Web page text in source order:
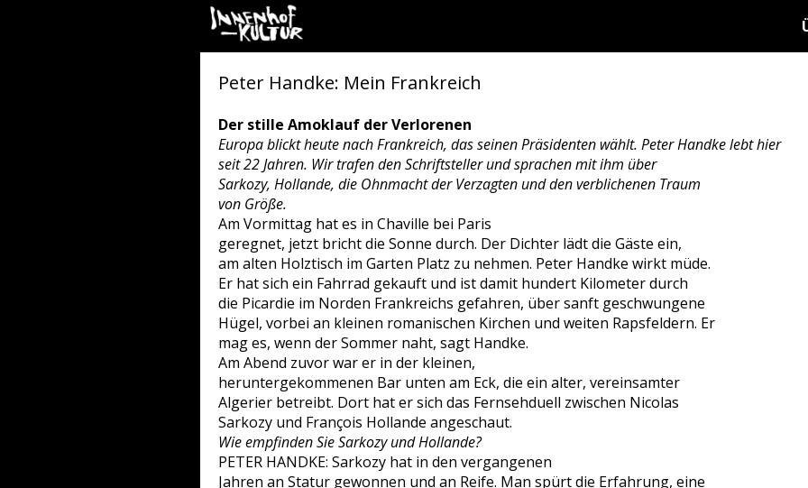
Peter Handke: Mein Frankreich
Der stille Amoklauf der Verlorenen
Europa blickt heute nach Frankreich, das seinen Präsidenten wählt. Peter Handke lebt hier
seit 22 Jahren. Wir trafen den Schriftsteller und sprachen mit ihm über
Sarkozy, Hollande, die Ohnmacht der Verzagten und den verblichenen Traum
von Größe.
Am Vormittag hat es in Chaville bei Paris
geregnet, jetzt bricht die Sonne durch. Der Dichter lädt die Gäste ein,
am alten Holztisch im Garten Platz zu nehmen. Peter Handke wirkt müde.
Er hat sich ein Fahrrad gekauft und ist damit hundert Kilometer durch
die Picardie im Norden Frankreichs gefahren, über sanft geschwungene
Hügel, vorbei an kleinen romanischen Kirchen und weiten Rapsfeldern. Er
mag es, wenn der Sommer naht, sagt Handke.
Am Abend zuvor war er in der kleinen,
heruntergekommenen Bar unten am Eck, die ein alter, vereinsamter
Algerier betreibt. Dort hat er sich das Fernsehduell zwischen Nicolas
Sarkozy und François Hollande angeschaut.
Wie empfinden Sie Sarkozy und Hollande?
PETER HANDKE: Sarkozy hat in den vergangenen
Jahren an Statur gewonnen und an Reife. Man spürt die Erfahrung, eine